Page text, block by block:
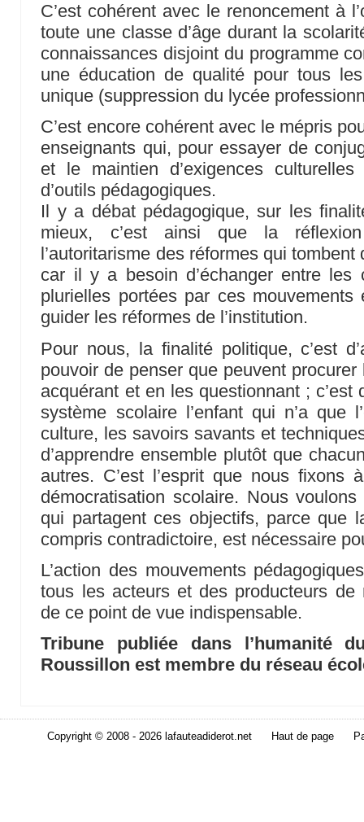
C’est cohérent avec le renoncement à
toute une classe d’âge durant la
connaissances disjoint du programme
une éducation de qualité pour tous
unique (suppression du lycée
C’est encore cohérent avec le mépris
enseignants qui, pour essayer de
et le maintien d’exigences
d’outils pédagogiques.
Il y a débat pédagogique, sur les
mieux, c’est ainsi que la
l’autoritarisme des réformes qui tombent
car il y a besoin d’échanger entre les
plurielles portées par ces
guider les réformes de l’institution.
Pour nous, la finalité politique, c’est
pouvoir de penser que peuvent
acquérant et en les questionnant ; c’est
système scolaire l’enfant qui n’a que
culture, les savoirs savants et
d’apprendre ensemble plutôt que
autres. C’est l’esprit que nous fixons
démocratisation scolaire. Nous
qui partagent ces objectifs, parce que
compris contradictoire, est nécessaire
L’action des mouvements
tous les acteurs et des producteurs de
de ce point de vue indispensable.
Tribune publiée dans l’humanité
Roussillon est membre du réseau
Copyright © 2008 - 2026 lafauteadiderot.net Haut de page